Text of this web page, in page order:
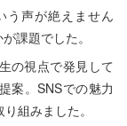
う声が絶えません
課題でした。
の視点で発見して
案。SNSでの魅力
組みました。